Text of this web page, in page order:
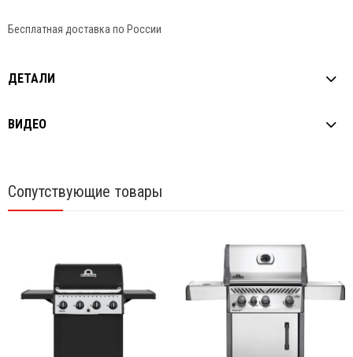
Бесплатная доставка по России
ДЕТАЛИ
ВИДЕО
Сопутствующие товары